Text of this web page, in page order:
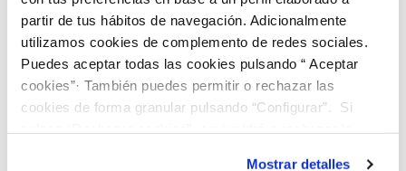
partir de tus hábitos de navegación. Adicionalmente
utilizamos cookies de complemento de redes sociales.
Puedes aceptar todas las cookies pulsando “ Aceptar
cookies”· También puedes permitir o rechazar las
cookies de forma granular pulsando “Configurar”. Si
Mostrar detalles
turísticas no registradas